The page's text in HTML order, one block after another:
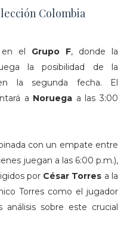
Colombia
en el Grupo F, donde la
la posibilidad de la
la segunda fecha. El
a Noruega a las 3:00
con un empate entre
juegan a las 6:00 p.m.),
por César Torres a la
Torres como el jugador
análisis sobre este crucial